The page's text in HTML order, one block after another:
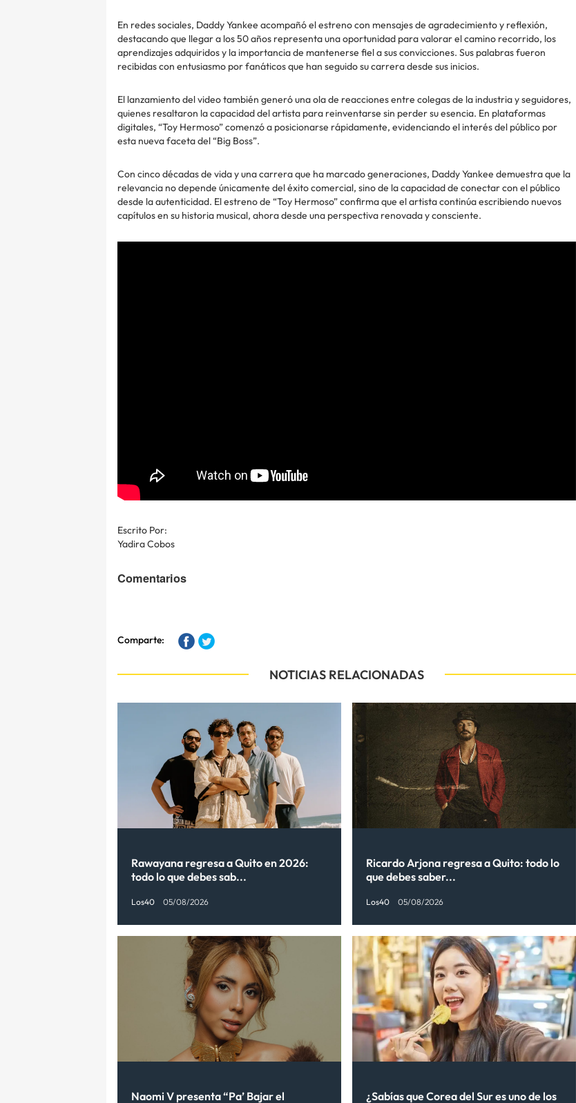
En redes sociales, Daddy Yankee acompañó el estreno con mensajes de agradecimiento y reflexión,
destacando que llegar a los 50 años representa una oportunidad para valorar el camino recorrido, los
aprendizajes adquiridos y la importancia de mantenerse fiel a sus convicciones. Sus palabras fueron
recibidas con entusiasmo por fanáticos que han seguido su carrera desde sus inicios.
El lanzamiento del video también generó una ola de reacciones entre colegas de la industria y seguidores,
quienes resaltaron la capacidad del artista para reinventarse sin perder su esencia. En plataformas
digitales, “Toy Hermoso” comenzó a posicionarse rápidamente, evidenciando el interés del público por
esta nueva faceta del “Big Boss”.
Con cinco décadas de vida y una carrera que ha marcado generaciones, Daddy Yankee demuestra que la
relevancia no depende únicamente del éxito comercial, sino de la capacidad de conectar con el público
desde la autenticidad. El estreno de “Toy Hermoso” confirma que el artista continúa escribiendo nuevos
capítulos en su historia musical, ahora desde una perspectiva renovada y consciente.
Escrito Por:
Yadira Cobos
Comentarios
Comparte:
NOTICIAS RELACIONADAS
Rawayana regresa a Quito en 2026:
todo lo que debes sab...
Los40 05/08/2026
Ricardo Arjona regresa a Quito: todo lo
que debes saber...
Los40 05/08/2026
Naomi V presenta “Pa’ Bajar el
¿Sabías que Corea del Sur es uno de los